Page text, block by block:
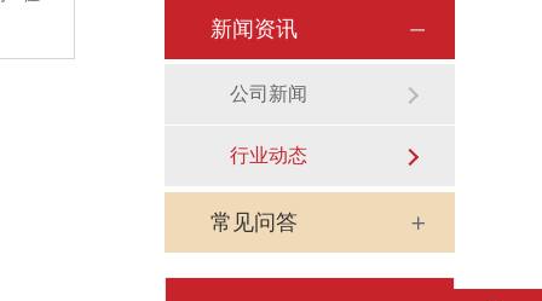
新闻资讯
公司新闻
行业动态
常见问答